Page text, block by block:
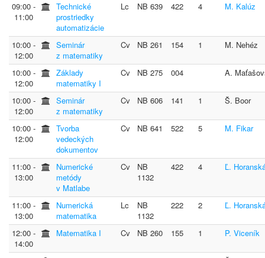
09:00 ‐
11:00
Technické
prostriedky
automatizácie
Lc NB 639 422 4 M. Kalúz
10:00 ‐
12:00
Seminár
z matematiky
Cv NB 261 154 1 M. Nehéz
10:00 ‐
12:00
Základy
matematiky I
Cv NB 275 004 A.
10:00 ‐
12:00
Seminár
z matematiky
Cv NB 606 141 1 Š. Boor
10:00 ‐
12:00
Tvorba
vedeckých
dokumentov
Cv NB 641 522 5 M. Fikar
11:00 ‐
13:00
Numerické
metódy
v Matlabe
Cv
NB
1132
422 4 Ľ.
11:00 ‐
13:00
Numerická
matematika
Lc
NB
1132
222 2 Ľ.
12:00 ‐
14:00
Matematika I Cv NB 260 155 1 P. Viceník